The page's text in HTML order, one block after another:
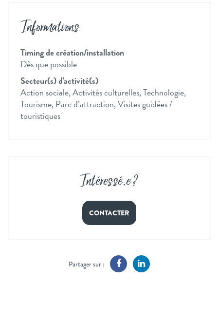
Informations
Timing de création/installation
Dès que possible
Secteur(s) d'activité(s)
Action sociale, Activités culturelles, Technologie,
Tourisme, Parc d’attraction, Visites guidées /
touristiques
Intéressé.e ?
CONTACTER
Partager sur :